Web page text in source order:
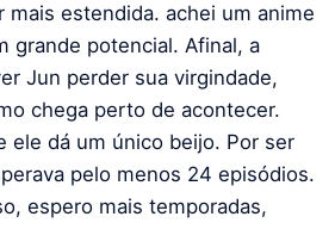
mais estendida. achei um anime
grande potencial. Afinal, a
Jun perder sua virgindade,
chega perto de acontecer.
ele dá um único beijo. Por ser
pelo menos 24 episódios.
espero mais temporadas,